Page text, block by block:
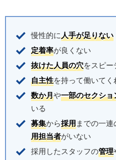
慢性的に人手が足りない
定着率が良くない
抜けた人員の穴をスピー
自主性を持って働いて
数か月や一部のセクショ
いる
募集から採用までの一連
用担当者がいない
採用したスタッフの管理